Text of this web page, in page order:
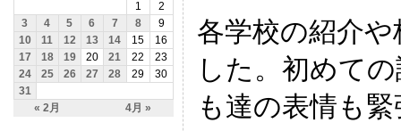
« 2月 4月 »
1
2
3
4 5 6 7 8
9
10
11 12 13 14 15
16
17
18 19 20 21 22
23
24
25 26 27 28 29
30
31
各学校の紹介
した。初めて
も達の表情も緊